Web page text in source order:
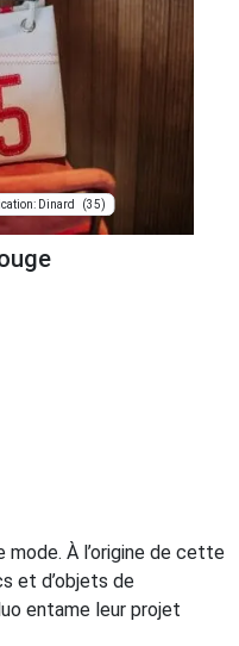
Dinard (35)
mode. À l’origine de cette
et d’objets de
entame leur projet